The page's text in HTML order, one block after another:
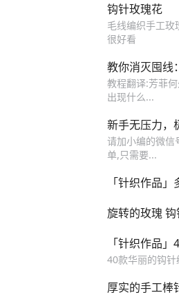
钩针玫瑰花
毛线编织手工
很好看
教你消灭囤线
教程翻译:芳菲
出现什么...
新手无压力，
请加小编的微
单,只需要...
「针织作品
旋转的玫瑰
「针织作品
40款华丽的钩
厚实的手工棒